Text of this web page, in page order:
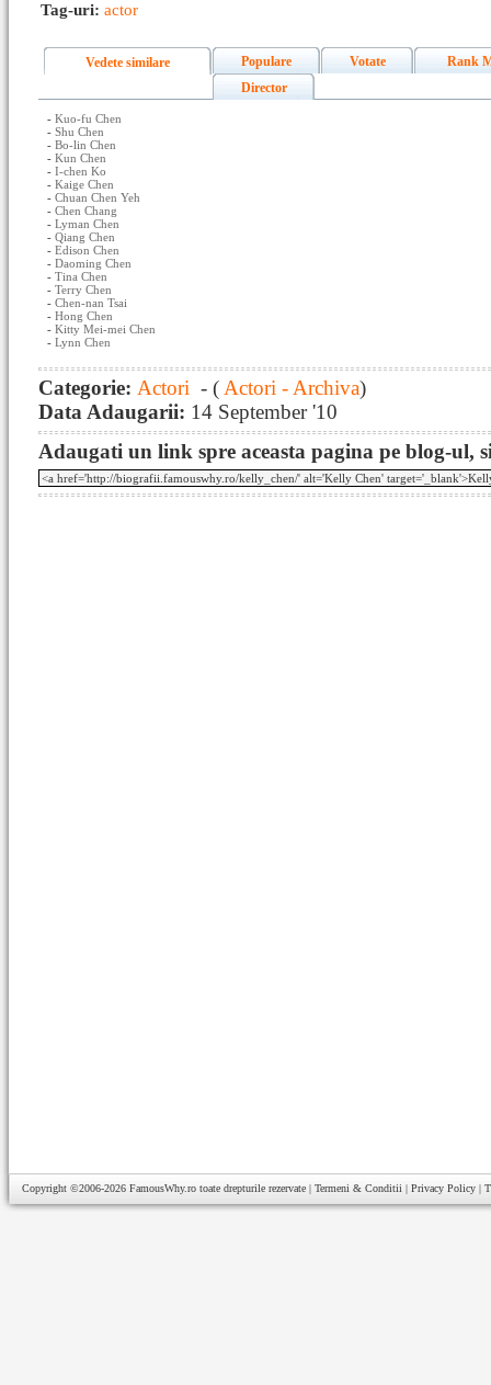
Tag-uri: actor
Vedete similare Populare Votate
Rank
Director
- Kuo-fu Chen
- Shu Chen
- Bo-lin Chen
- Kun Chen
- I-chen Ko
- Kaige Chen
- Chuan Chen Yeh
- Chen Chang
- Lyman Chen
- Qiang Chen
- Edison Chen
- Daoming Chen
- Tina Chen
- Terry Chen
- Chen-nan Tsai
- Hong Chen
- Kitty Mei-mei Chen
- Lynn Chen
Categorie: Actori - ( Actori - Archiva)
Data Adaugarii: 14 September '10
Adaugati un link spre aceasta pagina pe blog-ul,
Copyright ©2006-2026 FamousWhy.ro toate drepturile rezervate | Termeni & Conditii | Privacy Policy |